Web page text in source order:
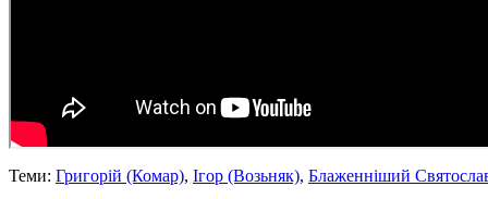
Теми: Григорій (Комар), Ігор (Возьняк), Блаженніший